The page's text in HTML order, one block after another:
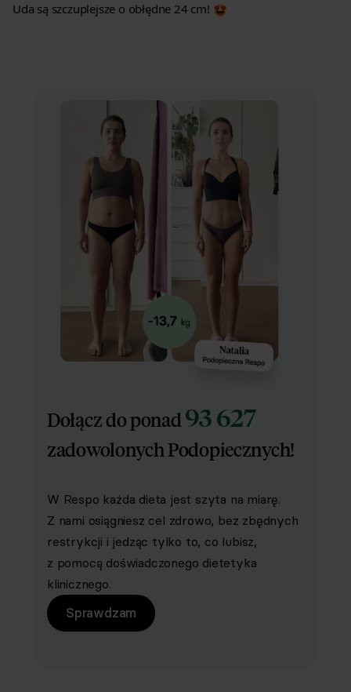
Uda są szczuplejsze o obłędne 24 cm!
Dołącz do ponad93 627
zadowolonych Podopiecznych!
W Respo każda dieta jest szyta na miarę.
Z nami osiągniesz cel zdrowo, bez zbędnych
restrykcji i jedząc tylko to, co lubisz,
z pomocą doświadczonego dietetyka
klinicznego.
Sprawdzam